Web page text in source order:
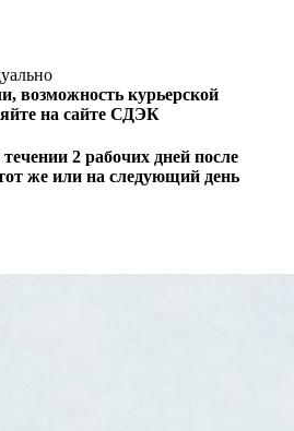
возможность курьерской
на сайте СДЭК
2 рабочих дней после
же или на следующий день